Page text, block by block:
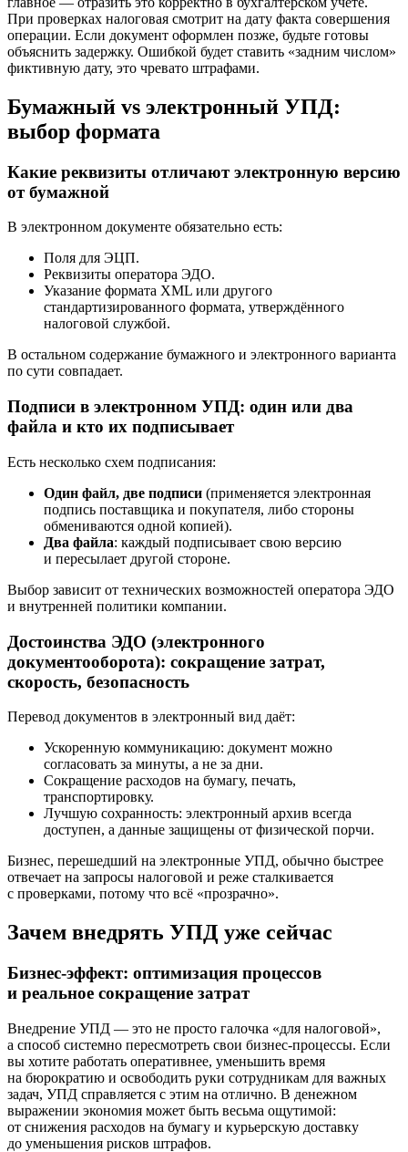
При проверках налоговая смотрит на дату факта совершения
операции. Если документ оформлен позже, будьте готовы
объяснить задержку. Ошибкой будет ставить «задним числом»
фиктивную дату, это чревато штрафами.
Бумажный vs электронный УПД:
выбор формата
Какие реквизиты отличают электронную версию
от бумажной
В электронном документе обязательно есть:
Поля для ЭЦП.
Реквизиты оператора ЭДО.
Указание формата XML или другого
стандартизированного формата, утверждённого
налоговой службой.
В остальном содержание бумажного и электронного варианта
по сути совпадает.
Подписи в электронном УПД: один или два
файла и кто их подписывает
Есть несколько схем подписания:
Один файл, две подписи (применяется электронная
подпись поставщика и покупателя, либо стороны
обмениваются одной копией).
Два файла: каждый подписывает свою версию
и пересылает другой стороне.
Выбор зависит от технических возможностей оператора ЭДО
и внутренней политики компании.
Достоинства ЭДО (электронного
документооборота): сокращение затрат,
скорость, безопасность
Перевод документов в электронный вид даёт:
Ускоренную коммуникацию: документ можно
согласовать за минуты, а не за дни.
Сокращение расходов на бумагу, печать,
транспортировку.
Лучшую сохранность: электронный архив всегда
доступен, а данные защищены от физической порчи.
Бизнес, перешедший на электронные УПД, обычно быстрее
отвечает на запросы налоговой и реже сталкивается
с проверками, потому что всё «прозрачно».
Зачем внедрять УПД уже сейчас
Бизнес-эффект: оптимизация процессов
и реальное сокращение затрат
Внедрение УПД — это не просто галочка «для налоговой»,
а способ системно пересмотреть свои бизнес-процессы. Если
вы хотите работать оперативнее, уменьшить время
на бюрократию и освободить руки сотрудникам для важных
задач, УПД справляется с этим на отлично. В денежном
выражении экономия может быть весьма ощутимой:
от снижения расходов на бумагу и курьерскую доставку
до уменьшения рисков штрафов.